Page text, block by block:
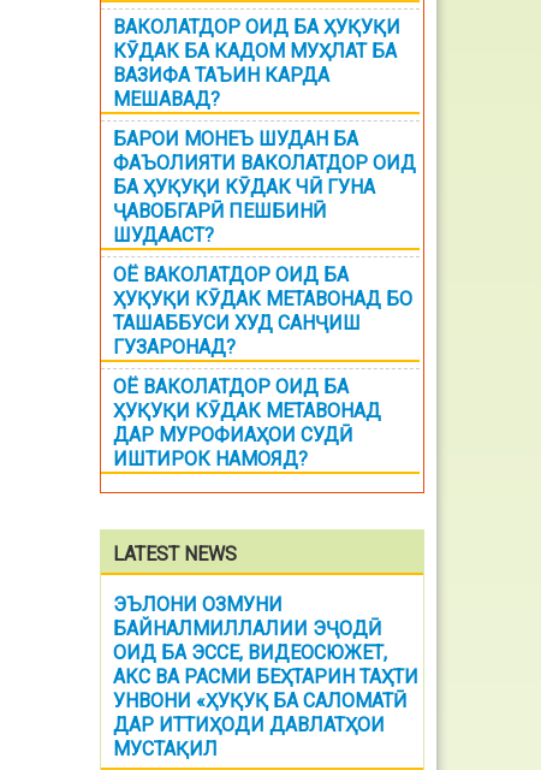
ВАКОЛАТДОР ОИД БА ҲУҚУҚИ
КӮДАК БА КАДОМ МУҲЛАТ БА
ВАЗИФА ТАЪИН КАРДА
МЕШАВАД?
БАРОИ МОНЕЪ ШУДАН БА
ФАЪОЛИЯТИ ВАКОЛАТДОР ОИД
БА ҲУҚУҚИ КӮДАК ЧӢ ГУНА
ҶАВОБГАРӢ ПЕШБИНӢ
ШУДААСТ?
ОЁ ВАКОЛАТДОР ОИД БА
ҲУҚУҚИ КӮДАК МЕТАВОНАД БО
ТАШАББУСИ ХУД САНҶИШ
ГУЗАРОНАД?
ОЁ ВАКОЛАТДОР ОИД БА
ҲУҚУҚИ КӮДАК МЕТАВОНАД
ДАР МУРОФИАҲОИ СУДӢ
ИШТИРОК НАМОЯД?
LATEST NEWS
ЭЪЛОНИ ОЗМУНИ
БАЙНАЛМИЛЛАЛИИ ЭҶОДӢ
ОИД БА ЭССЕ, ВИДЕОСЮЖЕТ,
АКС ВА РАСМИ БЕҲТАРИН ТАҲТИ
УНВОНИ «ҲУҚУҚ БА САЛОМАТӢ
ДАР ИТТИҲОДИ ДАВЛАТҲОИ
МУСТАҚИЛ